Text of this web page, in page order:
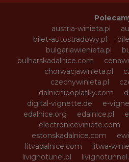
austria-winieta.pl
bilet-autostradowy.pl
bulgariawienieta.pl
bulharskadalnice.com
chorwacjawinieta.pl
czechywinieta.pl
dalnicnipoplatky.com
digital-vignette.de
e-
edalnice.org
edalnice.pl
electroniceviniete.com
estonskadalnice.com
litvadalnice.com
litwa-
livignotunel.pl